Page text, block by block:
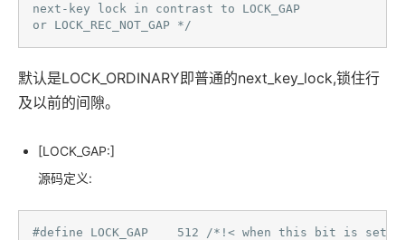
next-key lock in contrast to LOCK_GAP
or LOCK_REC_NOT_GAP */
默认是LOCK_ORDINARY即普通的next_key_lock,锁住行
及以前的间隙。
[LOCK_GAP:]
源码定义:
#define LOCK_GAP    512 /*!< when this bit is set,